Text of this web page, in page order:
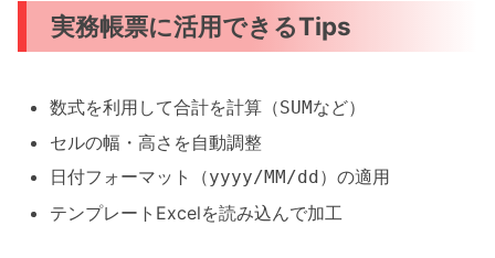
実務帳票に活用できるTips
数式を利用して合計を計算（SUMなど）
セルの幅・高さを自動調整
日付フォーマット（yyyy/MM/dd ）の適用
テンプレートExcelを読み込んで加工